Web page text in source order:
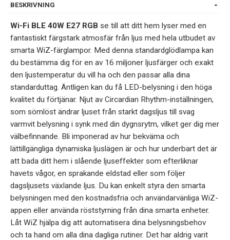
BESKRIVNING
Wi-Fi BLE 40W E27 RGB se till att ditt hem lyser med en
fantastiskt färgstark atmosfär från ljus med hela utbudet av
smarta WiZ-färglampor. Med denna standardglödlampa kan
du bestämma dig för en av 16 miljoner ljusfärger och exakt
den ljustemperatur du vill ha och den passar alla dina
standarduttag. Äntligen kan du få LED-belysning i den höga
kvalitet du förtjänar. Njut av Circardian Rhythm-inställningen,
som sömlöst ändrar ljuset från starkt dagsljus till svag
varmvit belysning i synk med din dygnsrytm, vilket ger dig mer
välbefinnande. Bli imponerad av hur bekväma och
lättillgängliga dynamiska ljuslägen är och hur underbart det är
att bada ditt hem i slående ljuseffekter som efterliknar
havets vågor, en sprakande eldstad eller som följer
dagsljusets växlande ljus. Du kan enkelt styra den smarta
belysningen med den kostnadsfria och användarvänliga WiZ-
appen eller använda röststyrning från dina smarta enheter.
Låt WiZ hjälpa dig att automatisera dina belysningsbehov
och ta hand om alla dina dagliga rutiner. Det har aldrig varit